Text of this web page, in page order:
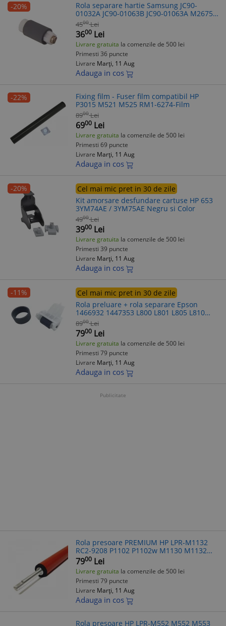
-20%
Rola separare hartie Samsung JC90-
01032A JC90-01063B JC90-01063A M2675F
M3820
4500 Lei
3600 Lei
Livrare gratuita la comenzile de 500 lei
Primesti 36 puncte
Livrare Marți, 11 Aug
Adauga in cos
-22%
Fixing film - Fuser film compatibil HP
P3015 M521 M525 RM1-6274-Film
8900 Lei
6900 Lei
Livrare gratuita la comenzile de 500 lei
Primesti 69 puncte
Livrare Marți, 11 Aug
Adauga in cos
-20%
Cel mai mic pret in 30 de zile
Kit amorsare desfundare cartuse HP 653
3YM74AE / 3YM75AE Negru si Color
4900 Lei
3900 Lei
Livrare gratuita la comenzile de 500 lei
Primesti 39 puncte
Livrare Marți, 11 Aug
Adauga in cos
-11%
Cel mai mic pret in 30 de zile
Rola preluare + rola separare Epson
1466932 1447353 L800 L801 L805 L810
L850
8900 Lei
7900 Lei
Livrare gratuita la comenzile de 500 lei
Primesti 79 puncte
Livrare Marți, 11 Aug
Adauga in cos
Publicitate
Rola presoare PREMIUM HP LPR-M1132
RC2-9208 P1102 P1102w M1130 M1132
M1210
7900 Lei
Livrare gratuita la comenzile de 500 lei
Primesti 79 puncte
Livrare Marți, 11 Aug
Adauga in cos
Rola presoare HP LPR-M552 M552 M553